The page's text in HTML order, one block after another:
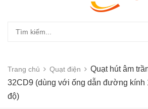
Trang chủ Quạt điện
Quạt hút âm
32CD9 (dùng với ống dẫn đường kính
độ)